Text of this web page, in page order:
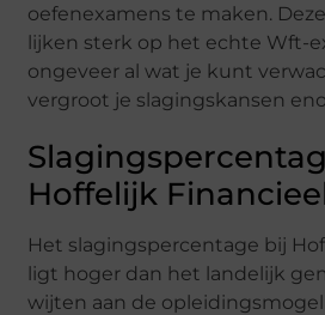
oefenexamens te maken.
lijken sterk op het echte Wft-
ongeveer al wat je kunt
vergroot je slagingskansen
Hoffelijk
Het slagingspercentage bij
ligt hoger dan het landelijk
wijten aan de